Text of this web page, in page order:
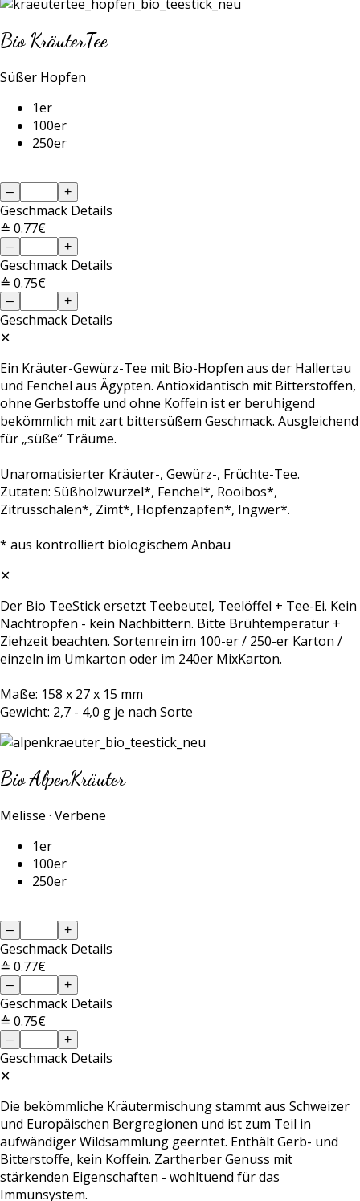
Bio KräuterTee
Süßer Hopfen
1er
100er
250er
– +
Geschmack Details
≙ 0.77€
– +
Geschmack Details
≙ 0.75€
– +
Geschmack Details
✕
Ein Kräuter-Gewürz-Tee mit Bio-Hopfen aus der Hallertau
und Fenchel aus Ägypten. Antioxidantisch mit Bitterstoffen,
ohne Gerbstoffe und ohne Koffein ist er beruhigend
bekömmlich mit zart bittersüßem Geschmack. Ausgleichend
für „süße“ Träume.
Unaromatisierter Kräuter-, Gewürz-, Früchte-Tee.
Zutaten: Süßholzwurzel*, Fenchel*, Rooibos*,
Zitrusschalen*, Zimt*, Hopfenzapfen*, Ingwer*.
* aus kontrolliert biologischem Anbau
✕
Der Bio TeeStick ersetzt Teebeutel, Teelöffel + Tee-Ei. Kein
Nachtropfen - kein Nachbittern. Bitte Brühtemperatur +
Ziehzeit beachten. Sortenrein im 100-er / 250-er Karton /
einzeln im Umkarton oder im 240er MixKarton.
Maße: 158 x 27 x 15 mm
Gewicht: 2,7 - 4,0 g je nach Sorte
Bio AlpenKräuter
Melisse · Verbene
1er
100er
250er
– +
Geschmack Details
≙ 0.77€
– +
Geschmack Details
≙ 0.75€
– +
Geschmack Details
✕
Die bekömmliche Kräutermischung stammt aus Schweizer
und Europäischen Bergregionen und ist zum Teil in
aufwändiger Wildsammlung geerntet. Enthält Gerb- und
Bitterstoffe, kein Koffein. Zartherber Genuss mit
stärkenden Eigenschaften - wohltuend für das
Immunsystem.